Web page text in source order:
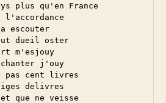
plus qu'en France
escouter
dueil oster
m'esjouy
j'ouy
pas cent livres
delivres
que ne veisse